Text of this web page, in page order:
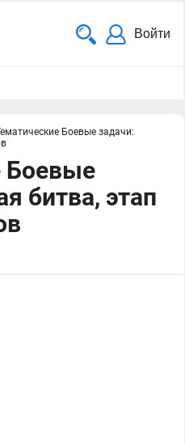
Войти
Боевые задачи:
Боевые
битва, этап